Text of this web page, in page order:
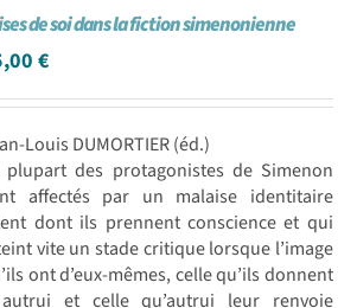
de soi dans la fiction simenonienne
€
Louis DUMORTIER (éd.)
plupart des protagonistes de Simenon
affectés par un malaise identitaire
dont ils prennent conscience et qui
vite un stade critique lorsque l’image
ont d’eux-mêmes, celle qu’ils donnent
et celle qu’autrui leur renvoie